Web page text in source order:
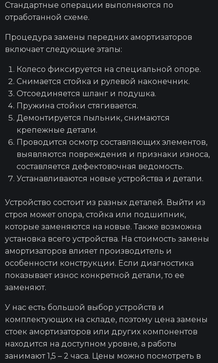
Стандартные операции выполняются по
отработанной схеме.
Процедура замены передних амортизаторов
включает следующие этапы:
Колесо фиксируется на специальной опоре.
Снимается стойка и рулевой наконечник.
Отсоединяется шланг и подушка.
Пружина стойки стягивается.
Демонтируется пыльник, снимаются
крепежные детали.
Проводится осмотр составляющих элементов,
выявляются повреждения и признаки износа,
составляется дефектовочная ведомость.
Устанавливаются новые устройства и детали.
Устройство состоит из разных деталей. Выйти из
строя может опора, стойка или подшипник,
которые заменяются на новые. Также возможна
установка всего устройства. На стоимость замены
амортизаторов влияет производитель и
особенности конструкции. Если диагностика
показывает износ конкретной детали, то ее
заменяют.
У нас есть большой выбор устройств и
комплектующих на складе, поэтому цена замены
стоек амортизаторов или других компонентов
находится на доступном уровне, а работы
занимают 1,5 – 2 часа. Цены можно посмотреть в